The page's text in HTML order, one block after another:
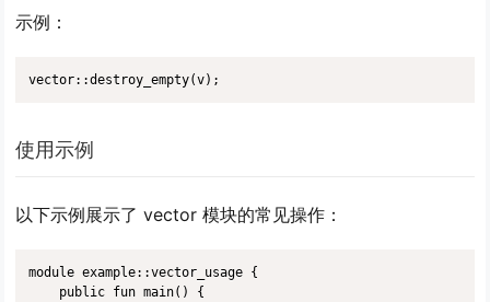
示例：
vector::destroy_empty(v);
使用示例
以下示例展示了 vector 模块的常见操作：
module example::vector_usage {
    public fun main() {